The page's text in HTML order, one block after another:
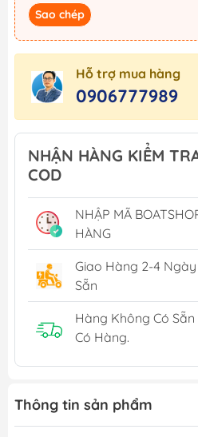
Sao chép
Hỗ trợ mua hàng
0906777989
NHẬN HÀNG KIỂM
COD
NHẬP MÃ
HÀNG
Giao Hàng 2-4
Sẵn
Hàng Không Có Sẵn
Có Hàng.
Thông tin sản phẩm